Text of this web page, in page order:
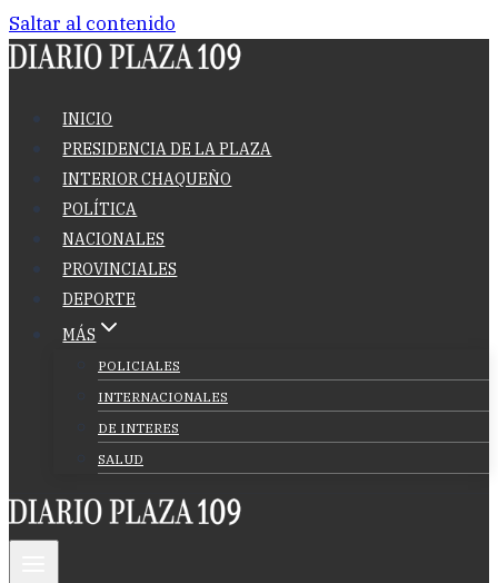
Saltar al contenido
INICIO
PRESIDENCIA DE LA PLAZA
INTERIOR CHAQUEÑO
POLÍTICA
NACIONALES
PROVINCIALES
DEPORTE
MÁS
POLICIALES
INTERNACIONALES
DE INTERES
SALUD